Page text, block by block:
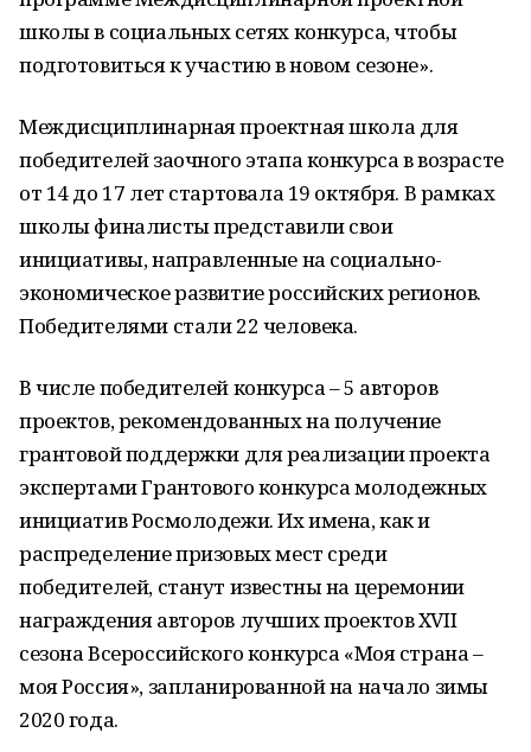
школы в социальных сетях конкурса, чтобы
подготовиться к участию в новом сезоне».
Междисциплинарная проектная школа для
победителей заочного этапа конкурса в возрасте
от 14 до 17 лет стартовала 19 октября. В рамках
школы финалисты представили свои
инициативы, направленные на социально-
экономическое развитие российских регионов.
Победителями стали 22 человека.
В числе победителей конкурса – 5 авторов
проектов, рекомендованных на получение
грантовой поддержки для реализации проекта
экспертами Грантового конкурса молодежных
инициатив Росмолодежи. Их имена, как и
распределение призовых мест среди
победителей, станут известны на церемонии
награждения авторов лучших проектов XVII
сезона Всероссийского конкурса «Моя страна –
моя Россия», запланированной на начало зимы
2020 года.